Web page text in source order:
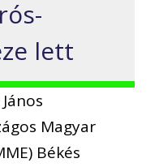
lett
Magyar
Békés